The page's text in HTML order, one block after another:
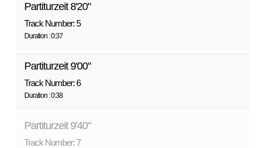
Partiturzeit 8'20"
Track Number: 5
Duration : 0:37
Partiturzeit 9'00"
Track Number: 6
Duration : 0:38
Partiturzeit 9'40"
Track Number: 7